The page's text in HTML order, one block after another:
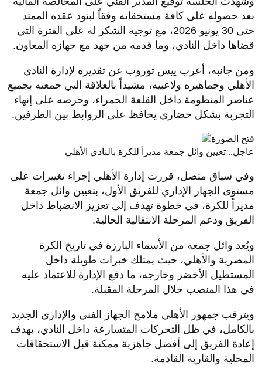
بعد حصوله على كافة مستحقاته وفقاً لبنود عقده الممتد
حتى 30 يونيو 2026، مع توجيه الشكر له على الفترة التي
قضاها داخل النادي، وما قدمه من جهد مع جهازه المعاون.
ومن جانبه، أعرب ييس توروب عن تقديره لإدارة النادي
الأهلي وجماهيره ولاعبيه، مشيداً بالعلاقة التي جمعته بجميع
عناصر المنظومة داخل القلعة الحمراء، وحرصه على إنهاء
التجربة بشكل حضاري يحافظ على الروابط بين الطرفين.
عاجل.. تعيين وائل جمعة مديراً للكرة بالنادي الأهلي
وفي سياق متصل، قررت إدارة الأهلي إجراء تغييرات على
مستوى الجهاز الإداري للفريق الأول، بتعيين وائل جمعة
مديراً للكرة، في خطوة تهدف إلى تعزيز الانضباط داخل
الفريق ودعم المرحلة الانتقالية الحالية.
ويُعد وائل جمعة من الأسماء البارزة في تاريخ الكرة
المصرية والأهلي، حيث يمتلك خبرات طويلة داخل
المستطيل الأخضر وخارجه، ما دفع الإدارة للاعتماد عليه
في هذا المنصب خلال المرحلة المقبلة.
ويترقب جمهور الأهلي ملامح الجهاز الفني والإداري الجديد
بالكامل، في ظل التحركات المتسارعة داخل النادي، بهدف
إعادة الفريق إلى أفضل جاهزية ممكنة قبل الاستحقاقات
المحلية والقارية القادمة.